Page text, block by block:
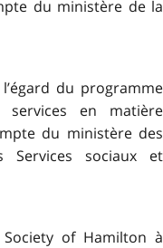
du ministère de la
du programme
en matière
du ministère des
Services sociaux et
of Hamilton à